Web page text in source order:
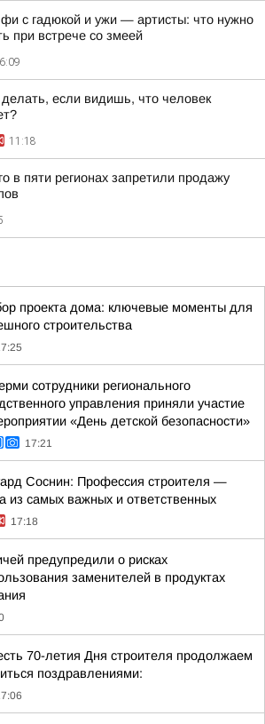
с гадюкой и ужи — артисты: что нужно
при встрече со змеей
если видишь, что человек
11:18
в пяти регионах запретили продажу
проекта дома: ключевые моменты для
строительства
сотрудники регионального
управления приняли участие
«День детской безопасности»
17:21
Соснин: Профессия строителя —
из самых важных и ответственных
17:18
предупредили о рисках
заменителей в продуктах
70-летия Дня строителя продолжаем
поздравлениями: